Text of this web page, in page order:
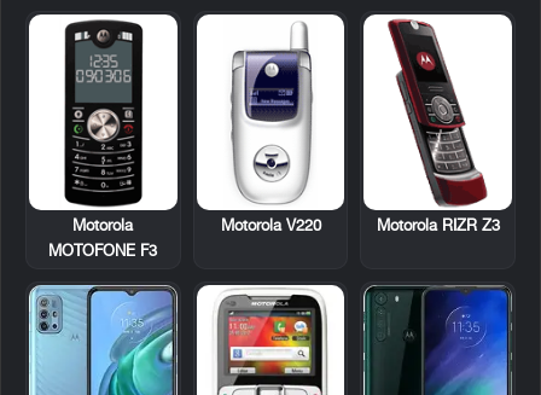
Motorola RIZR Z3
Motorola V220
Motorola
MOTOFONE F3